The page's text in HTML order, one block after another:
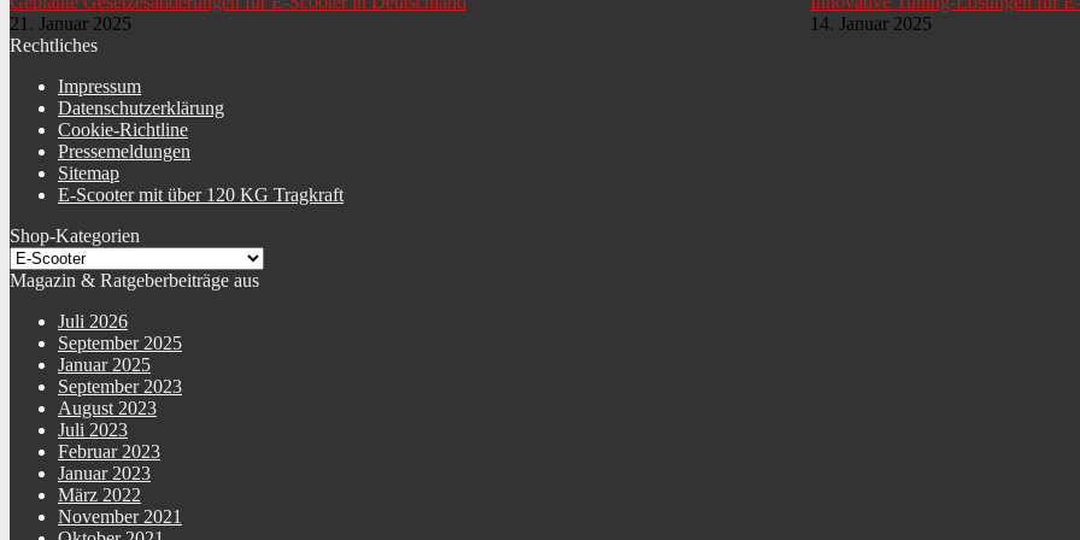
Höchstgeschwindigkeit
Steigfähigkeit in Prozent
Leistung Motor
Details Motor
Antriebsform
Details Akku
Ladezyklen Akku
21. Januar 2025
14. Januar 2025
Rechtliches
Impressum
Datenschutzerklärung
Cookie-Richtline
Pressemeldungen
Sitemap
E-Scooter mit über 120 KG Tragkraft
Shop-Kategorien
Magazin & Ratgeberbeiträge aus
Juli 2026
September 2025
Januar 2025
September 2023
August 2023
Juli 2023
Februar 2023
Januar 2023
März 2022
November 2021